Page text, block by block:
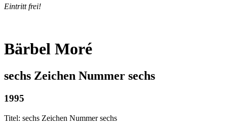
Eintritt frei!
Bärbel Moré
sechs Zeichen Nummer sechs
1995
Titel: sechs Zeichen Nummer sechs